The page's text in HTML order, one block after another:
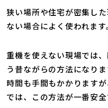
お問い合わせ
狭い場所や住宅が密集し
ない場合によく使われます。
重機を使えない現場では、
う昔ながらの方法になりま
時間も手間もかかります
では、この方法が一番安全